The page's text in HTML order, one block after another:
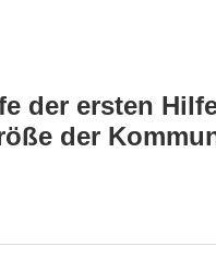
der ersten
der